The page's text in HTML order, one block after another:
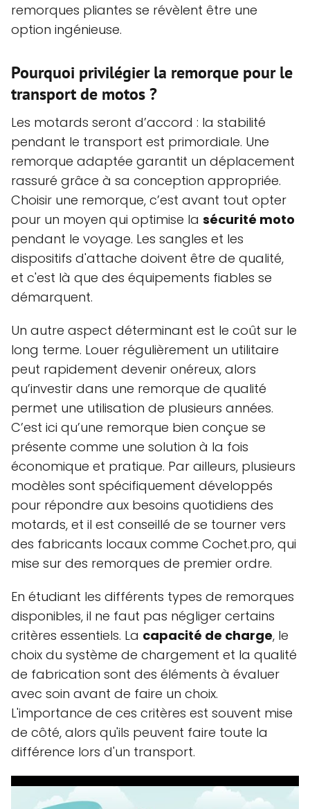
remorques pliantes se révèlent être une
option ingénieuse.
Pourquoi privilégier la remorque pour le
transport de motos ?
Les motards seront d’accord : la stabilité
pendant le transport est primordiale. Une
remorque adaptée garantit un déplacement
rassuré grâce à sa conception appropriée.
Choisir une remorque, c’est avant tout opter
pour un moyen qui optimise la sécurité moto
pendant le voyage. Les sangles et les
dispositifs d'attache doivent être de qualité,
et c'est là que des équipements fiables se
démarquent.
Un autre aspect déterminant est le coût sur le
long terme. Louer régulièrement un utilitaire
peut rapidement devenir onéreux, alors
qu’investir dans une remorque de qualité
permet une utilisation de plusieurs années.
C’est ici qu’une remorque bien conçue se
présente comme une solution à la fois
économique et pratique. Par ailleurs, plusieurs
modèles sont spécifiquement développés
pour répondre aux besoins quotidiens des
motards, et il est conseillé de se tourner vers
des fabricants locaux comme Cochet.pro, qui
mise sur des remorques de premier ordre.
En étudiant les différents types de remorques
disponibles, il ne faut pas négliger certains
critères essentiels. La capacité de charge, le
choix du système de chargement et la qualité
de fabrication sont des éléments à évaluer
avec soin avant de faire un choix.
L'importance de ces critères est souvent mise
de côté, alors qu'ils peuvent faire toute la
différence lors d'un transport.